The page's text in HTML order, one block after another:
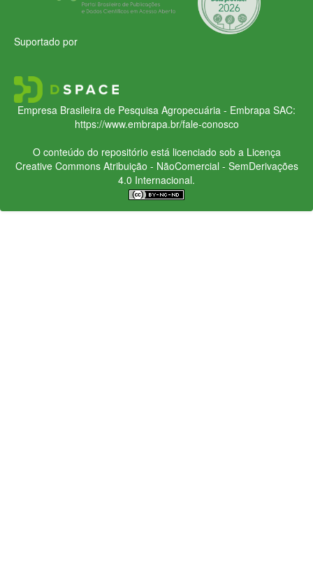
Suportado por
Empresa Brasileira de Pesquisa Agropecuária - Embrapa SAC:
https://www.embrapa.br/fale-conosco
O conteúdo do repositório está licenciado sob a Licença
Creative CommonsAtribuição - NãoComercial - SemDerivações
4.0 Internacional.